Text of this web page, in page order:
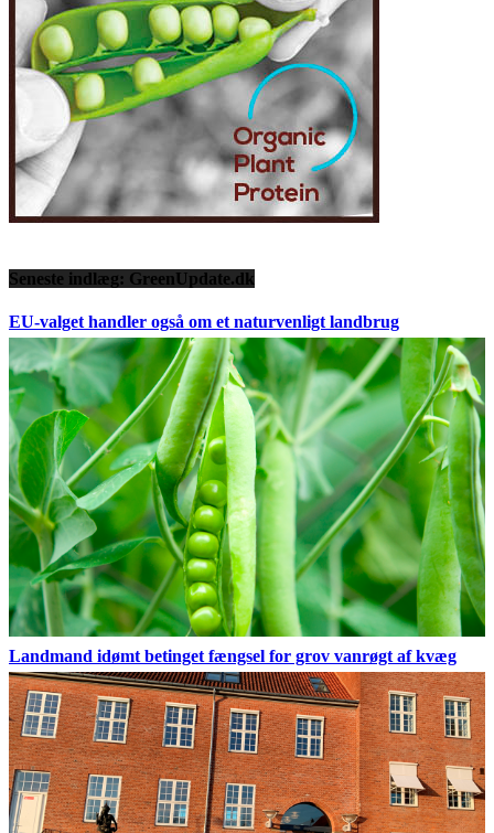
Seneste indlæg: GreenUpdate.dk
EU-valget handler også om et naturvenligt landbrug
Landmand idømt betinget fængsel for grov vanrøgt af kvæg